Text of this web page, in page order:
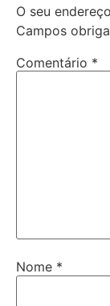
O seu
Campos
Comentário *
Nome *